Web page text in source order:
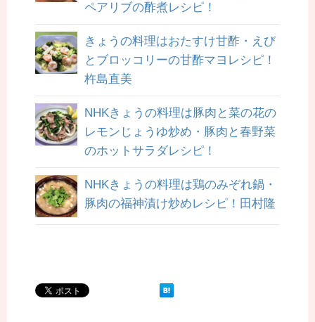
ペアリブの酢煮レシピ！
きょうの料理はおたすけ甘酢・えび
とブロッコリーの甘酢マヨレシピ！
杵島直美
NHKきょうの料理は豚肉と菜の花の
レモンじょうゆ炒め・豚肉と春野菜
のホットサラダレシピ！
NHKきょうの料理は鶏のみぞれ鍋・
豚肉の福神漬け炒めレシピ！田村隆